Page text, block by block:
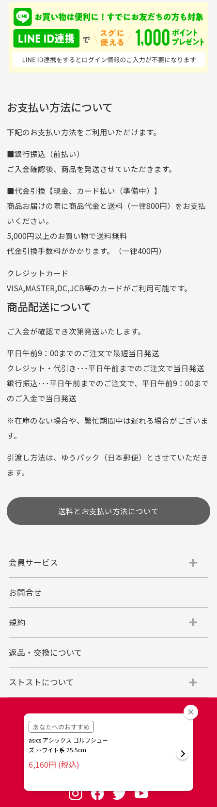
て、ここまでゴルフブラ
ンドの取り扱いがあるの
はすごい。 毎日たくさ
んの商品がアップされて
いるので新作チェックす
品ですが綺麗に梱包され
ており商品を大切にして
いる感が伝わってきまし
た 「フロント部分に汚
れあり」と記載ありまし
[…]
入金確認後商品発送となります。
※土曜、日曜、祝日は入金確認及び発送業務は致しておりま
せん。
尚、お振込み手数料はお客様ご負担となります。入金確認後
商品発送となります。
ご注文頂いてから7日以内をお振込み期限とさせ
りますのでご了承くださいませ。
支店名
和歌山支店
口座種別
普通
口座番号
0255557
口座名義
株式会社一条
ゆうちょ銀行
ゆうちょ間
記号
14710
他銀行から
店名
四七八（読みヨンナナハチ）
店番
478
預金種目
普通預金
口座番号
0776226
口座名義
株式会社一条
クレジットカード
選びいただけない場合がございます。
代金引換
代引手数料一律400円
す。
代金引換でのお支払い方法は現金のみとなりま
す。
商品代金＋送料(全国一律800円)＋代引手数料(一
律400円)＝合計金額
※代金引換のご利用はお買い上げ金額の上限が30万円(税込)
までとさせていただきます。
30万円を超える場合は銀行振り込みをご利用されるようお願
い申し上げます。
※商品発送後一定期間が過ぎてもお受け取り頂けない場合、
当店に返却されますのでご注意下さいませ、再発送の場合は
その際の手数料は銀行振込となり、7日以内にお振込頂けな
い場合はキャンセルとさせて頂きますのでご了承下さいま
申し込まれた商品と届いた商品が異なっている場合
商品説明に記載されていない汚れやダメージがある商品
の場合
お支払い方法について
下記のお支払い方法をご利用いただけます。
■銀行振込（前払い）
ご入金確認後、商品を発送させていただきます。
■代金引換【現金、カード払い（準備中）】
商品お届けの際に商品代金と送料（一律800円）をお支払
いください。
5,000円以上のお買い物で送料無料
代金引換手数料がかかります。（一律400円）
クレジットカード
VISA,MASTER,DC,JCB等のカードがご利用可能です。
商品配送について
ご入金が確認でき次第発送いたします。
平日午前9：00までのご注文で最短当日発送
クレジット・代引き･･･平日午前までのご注文で当日発送
銀行振込･･･平日午前までのご注文で、平日午前9：00まで
のご入金で当日発送
※在庫のない場合や、繁忙期間中は遅れる場合がございま
す。
引渡し方法は、ゆうパック（日本郵便）とさせていただき
ます。
送料とお支払い方法について
会員サービス
お問合せ
規約
返品・交換について
ストストについて
住所：〒641-0044 和歌山県和歌山市今福4-4-38